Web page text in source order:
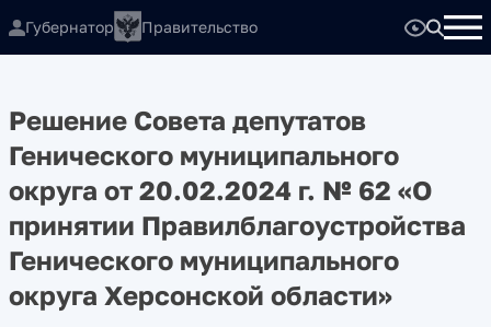
Губернатор Правительство
Решение Совета депутатов
Генического муниципального
округа от 20.02.2024 г. № 62 «О
принятии Правилблагоустройства
Генического муниципального
округа Херсонской области»